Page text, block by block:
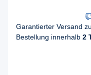
Garantierter Versand
Bestellung innerhalb 2